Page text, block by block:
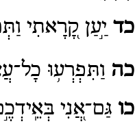
כד יַ֣עַן קָ֭רָאתִי
כה וַתִּפְרְע֥וּ
כו גַּם־אֲ֭נִי